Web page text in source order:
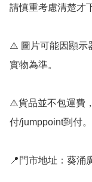
請慎重考慮清楚才
⚠️ 圖片可能因顯示
實物為準。
⚠️貨品並不包運費
付/jumppoint到付。
📍門市地址：葵涌